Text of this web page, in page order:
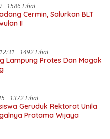
1586 Lihat
Cermin, Salurkan BLT
II
1492 Lihat
Lampung Protes Dan Mogok
1372 Lihat
Geruduk Rektorat Unila
Pratama Wijaya